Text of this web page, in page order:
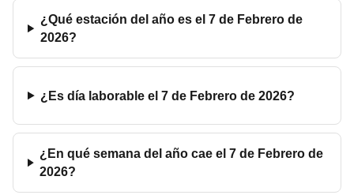
¿Qué estación del año es el 7 de Febrero de
2026?
¿Es día laborable el 7 de Febrero de 2026?
¿En qué semana del año cae el 7 de Febrero de
2026?